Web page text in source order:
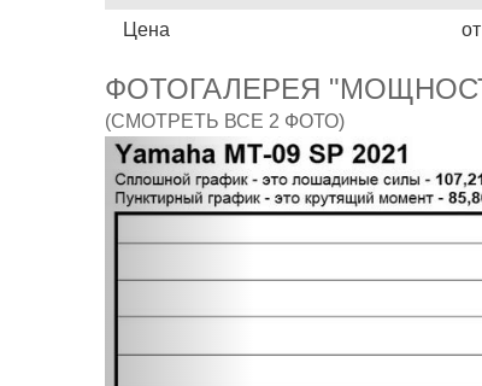
Цена
ФОТОГАЛЕРЕЯ
(СМОТРЕТЬ ВСЕ 2 ФОТО)